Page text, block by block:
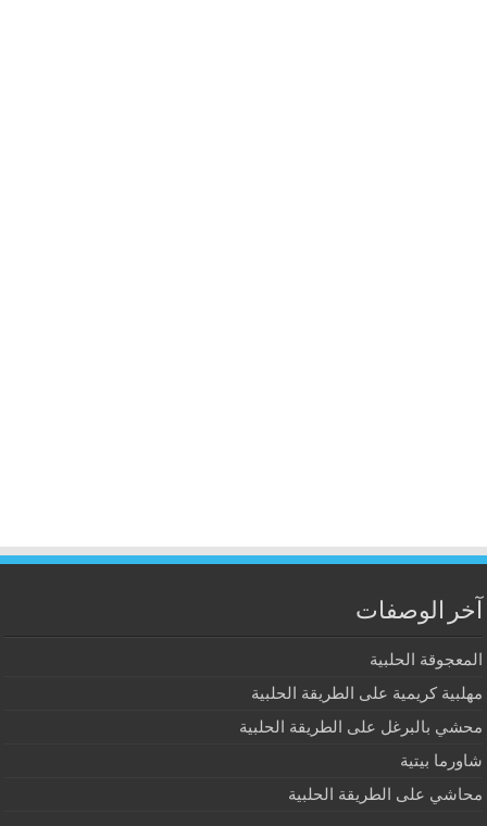
آخر الوصفات
المعجوقة الحلبية
مهلبية كريمية على الطريقة الحلبية
محشي بالبرغل على الطريقة الحلبية
شاورما بيتية
محاشي على الطريقة الحلبية